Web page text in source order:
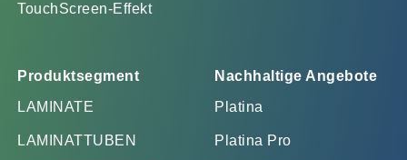
TouchScreen-Effekt
Produktsegment
LAMINATE
LAMINATTUBEN
Nachhaltige Angebote
Platina
Platina Pro